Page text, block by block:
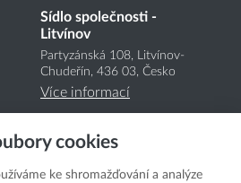
Sídlo společnosti -
Litvínov
Partyzánská 108, Litvínov-
Chudeřín, 436 03, Česko
Více informací
cookies
ke shromažďování a analýze